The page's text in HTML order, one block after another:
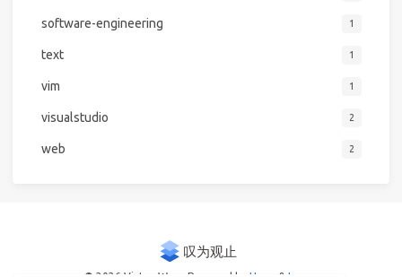
software-engineering 1
text 1
vim 1
visualstudio 2
web 2